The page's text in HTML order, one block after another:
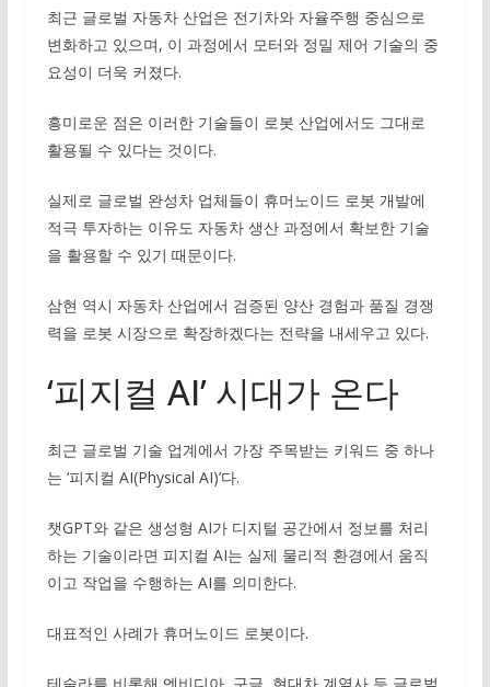
최근 글로벌 자동차 산업은 전기차와 자율주행 중심으로
변화하고 있으며, 이 과정에서 모터와 정밀 제어 기술의 중
요성이 더욱 커졌다.
흥미로운 점은 이러한 기술들이 로봇 산업에서도 그대로
활용될 수 있다는 것이다.
실제로 글로벌 완성차 업체들이 휴머노이드 로봇 개발에
적극 투자하는 이유도 자동차 생산 과정에서 확보한 기술
을 활용할 수 있기 때문이다.
삼현 역시 자동차 산업에서 검증된 양산 경험과 품질 경쟁
력을 로봇 시장으로 확장하겠다는 전략을 내세우고 있다.
‘피지컬 AI’ 시대가 온다
최근 글로벌 기술 업계에서 가장 주목받는 키워드 중 하나
는 ‘피지컬 AI(Physical AI)’다.
챗GPT와 같은 생성형 AI가 디지털 공간에서 정보를 처리
하는 기술이라면 피지컬 AI는 실제 물리적 환경에서 움직
이고 작업을 수행하는 AI를 의미한다.
대표적인 사례가 휴머노이드 로봇이다.